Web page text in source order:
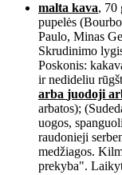
malta kava, 70
pupelės
Paulo, Minas
Skrudinimo
Poskonis:
ir nedideliu
arba juodoji
arbatos);
uogos,
raudonieji
medžiagos.
prekyba".